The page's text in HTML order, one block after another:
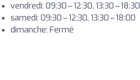
vendredi: 09:30 – 12:30, 13:30 – 18:30
samedi: 09:30 – 12:30, 13:30 – 18:00
dimanche: Fermé